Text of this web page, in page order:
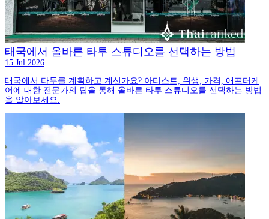
태국에서 올바른 타투 스튜디오를 선택하는 방법
15 Jul 2026
태국에서 타투를 계획하고 계신가요? 아티스트, 위생, 가격, 애프터케
어에 대한 전문가의 팁을 통해 올바른 타투 스튜디오를 선택하는 방법
을 알아보세요.